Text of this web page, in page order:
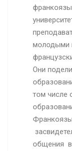
молодыми
Они
том числе
общения в